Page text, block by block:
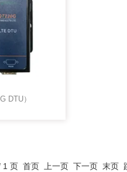
DTU）
1 页 首页 上一页 下一页 末页